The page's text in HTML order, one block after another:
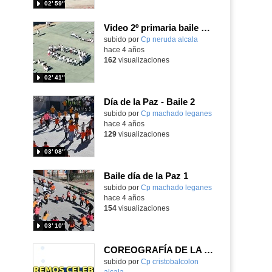
02′ 59″
Video 2º primaria baile día de la paz
Contenido educativo.
subido por Cp neruda alcala
02′ 41″
hace 4 años
162 visualizaciones
Día de la Paz - Baile 2
subido por Cp machado leganes
03′ 08″
-
hace 4 años
129visualizaciones
Baile día de la Paz 1
subido por Cp machado leganes
03′ 10″
-
hace 4 años
154visualizaciones
COREOGRAFÍA DE LA PAZ 2021
Contenido educativo.
subido por Cp cristobalcolon